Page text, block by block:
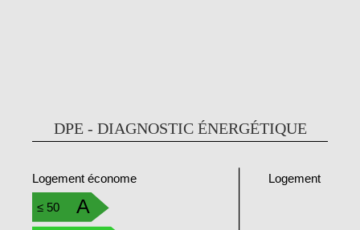
DPE - DIAGNOSTIC ÉNERGÉTIQUE
A
Logement économe Logement
≤ 50